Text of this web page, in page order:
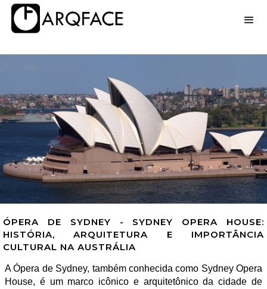
ÓPERA DE SYDNEY - SYDNEY OPERA HOUSE:
HISTÓRIA, ARQUITETURA E IMPORTÂNCIA
CULTURAL NA AUSTRÁLIA
A Ópera de Sydney, também conhecida como Sydney Opera
House, é um marco icônico e arquitetônico da cidade de